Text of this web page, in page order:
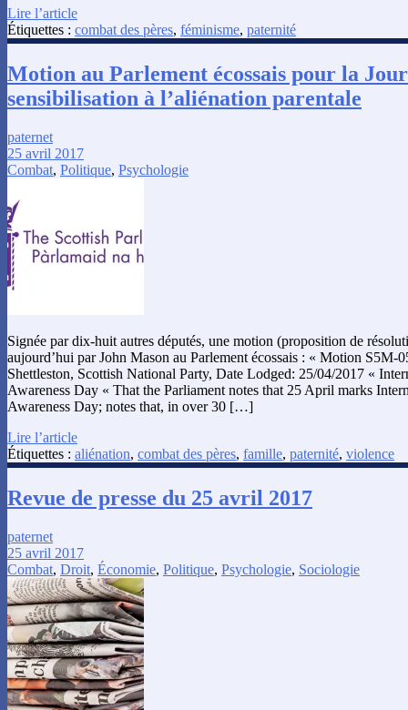
Lire l’article
Étiquettes : combat des pères, féminisme, paternité
Motion au Parlement écossais pour la
sensibilisation à l’aliénation parentale
paternet
25 avril 2017
Combat, Politique, Psychologie
Signée par dix-huit autres députés, une motion (proposition de
aujourd’hui par John Mason au Parlement écossais : « Motion S5M-
Shettleston, Scottish National Party, Date Lodged: 25/04/2017 «
Awareness Day « That the Parliament notes that 25 April marks
Awareness Day; notes that, in over 30 […]
Lire l’article
Étiquettes : aliénation, combat des pères, famille, paternité, violence
Revue de presse du 25 avril 2017
paternet
25 avril 2017
Combat, Droit, Économie, Politique, Psychologie, Sociologie